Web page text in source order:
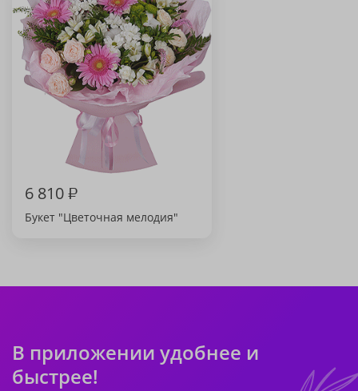
6 810₽
Букет "Цветочная мелодия"
В приложении удобнее и
быстрее!